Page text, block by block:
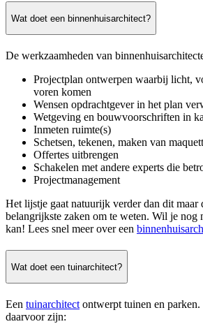
Wat doet een binnenhuisarchitect?
De werkzaamheden van
Projectplan ontwerpen waarbij licht,
voren komen
Wensen opdrachtgever in het plan
Wetgeving en bouwvoorschriften in
Inmeten ruimte(s)
Schetsen, tekenen, maken van
Offertes uitbrengen
Schakelen met andere experts die
Projectmanagement
Het lijstje gaat natuurijk verder dan dit
belangrijkste zaken om te weten. Wil je nog
kan! Lees snel meer over een
Wat doet een tuinarchitect?
Een tuinarchitect ontwerpt tuinen en
daarvoor zijn: